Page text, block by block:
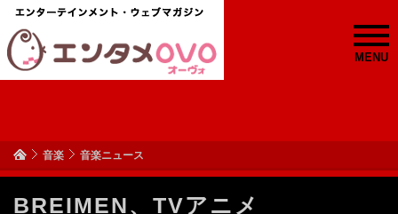
MENU
音楽 音楽ニュース
BREIMEN、TVアニメ